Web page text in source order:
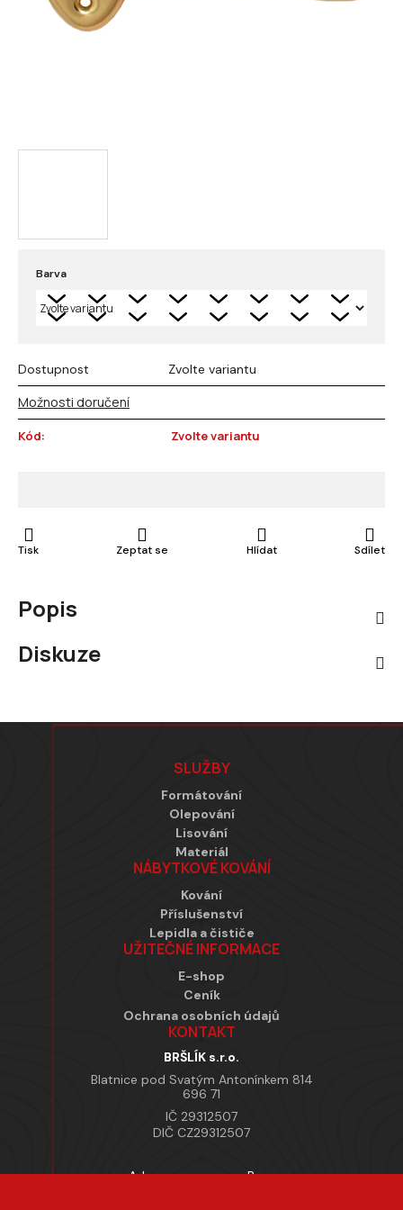
Barva
Dostupnost Zvolte variantu
Možnosti doručení
Kód: Zvolte variantu
Tisk Zeptat se Hlídat Sdílet
Popis
Diskuze
Zápatí
SLUŽBY
Formátování
Olepování
Lisování
Materiál
NÁBYTKOVÉ KOVÁNÍ
Kování
Příslušenství
Lepidla a čističe
UŽITEČNÉ INFORMACE
E-shop
Ceník
Ochrana osobních údajů
KONTAKT
BRŠLÍK s.r.o.
Blatnice pod Svatým Antonínkem 814
696 71
IČ 29312507
DIČ CZ29312507
Adresa provozovny Brno